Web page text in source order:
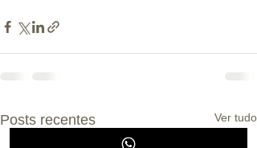
Posts recentes Ver tudo